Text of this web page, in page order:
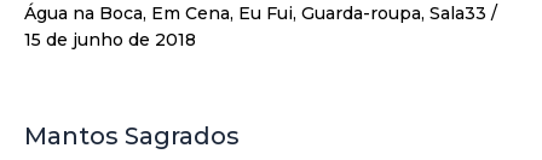
Água na Boca, Em Cena, Eu Fui, Guarda-roupa, Sala33 /
15 de junho de 2018
Mantos Sagrados